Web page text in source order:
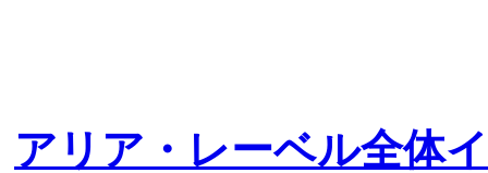
アリア・レーベル全体